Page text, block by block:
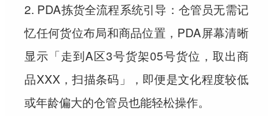
2. PDA拣货全流程系统引导：仓管员无需记
忆任何货位布局和商品位置，PDA屏幕清晰
显示「走到A区3号货架05号货位，取出商
品XXX，扫描条码」，即便是文化程度较低
或年龄偏大的仓管员也能轻松操作。